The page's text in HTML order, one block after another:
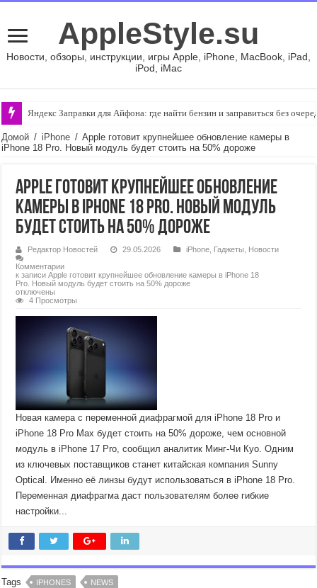
AppleStyle.su
Новости, обзоры, инструкции, игры Apple, iPhone, MacBook, iPad,
iPod, iMac
Яндекс Заправки для Айфона: где найти бензин и заправиться без
Домой / iPhone / Apple готовит крупнейшее обновление камеры в
iPhone 18 Pro. Новый модуль будет стоить на 50% дороже
Apple готовит крупнейшее обновление
камеры в iPhone 18 Pro. Новый модуль
будет стоить на 50% дороже
Редактор Новостей 29.05.2026 iPhone Гаджеты
Новости
Комментарии
к записи Apple готовит крупнейшее обновление камеры в iPhone 18
Pro. Новый модуль будет стоить на 50% дороже
отключены
4 Просмотры
Новая камера с переменной диафрагмой для iPhone 18 Pro и
iPhone 18 Pro Max будет стоить на 50% дороже, чем основной
модуль в iPhone 17 Pro, сообщил аналитик Минг-Чи Куо. Одним
из ключевых поставщиков станет китайская компания Sunny
Optical. Именно её линзы будут использоваться в iPhone 18 Pro.
Переменная диафрагма даст пользователям более гибкие
настройки...
Tags IPHONES NEWS